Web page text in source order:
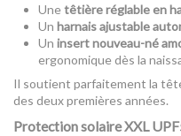
Unetêtière réglable en
Un harnais ajustable
Un insert nouveau-né
ergonomique dès la
Il soutient parfaitement la
des deux premières années.
Protection solaire XXL